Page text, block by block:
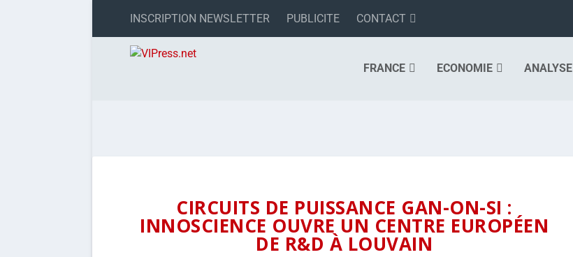
INSCRIPTION NEWSLETTER PUBLICITE CONTACT
FRANCE ECONOMIE ANALYSE
CIRCUITS DE PUISSANCE GAN-ON-SI :
INNOSCIENCE OUVRE UN CENTRE EUROPÉEN
DE R&D À LOUVAIN